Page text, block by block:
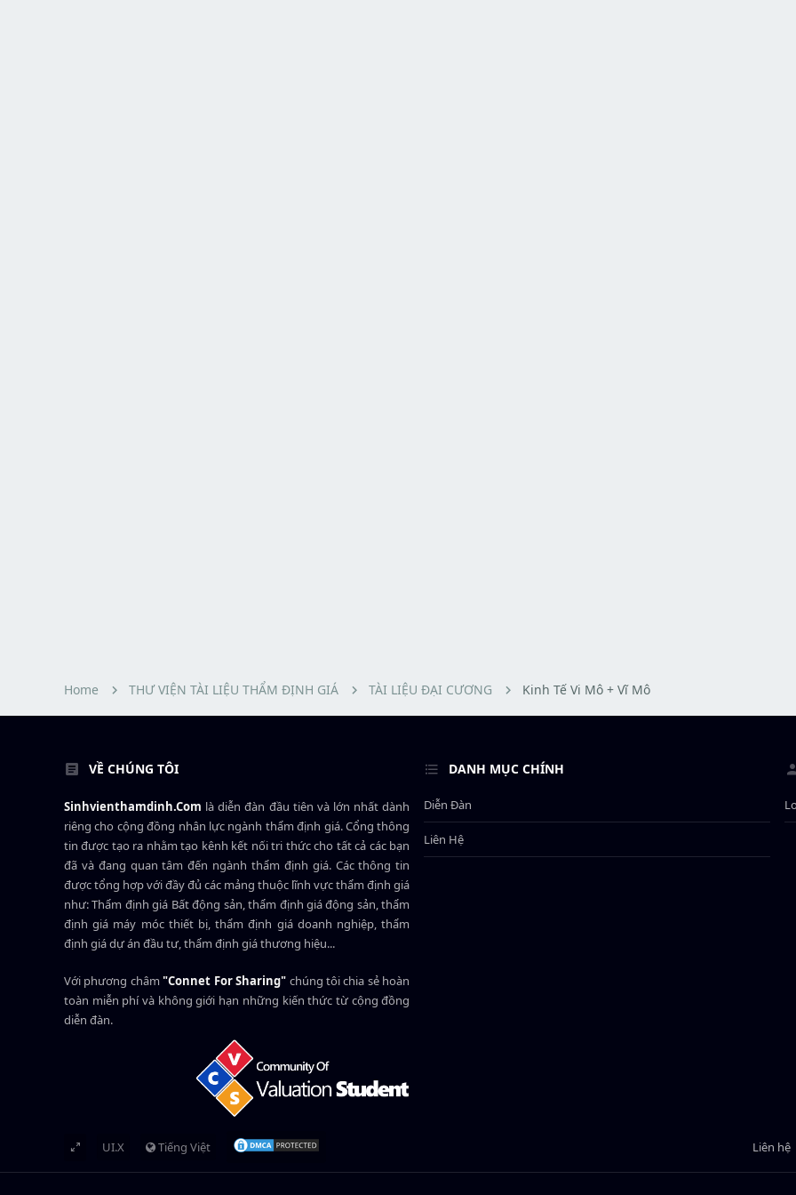
Home THƯ VIỆN TÀI LIỆU THẨM ĐỊNH GIÁ TÀI LIỆU ĐẠI CƯƠNG Kinh Tế Vi Mô + Vĩ Mô
VỀ CHÚNG TÔI
Sinhvienthamdinh.Com là diễn đàn đầu tiên và lớn nhất dành
riêng cho cộng đồng nhân lực ngành thẩm định giá. Cổng thông
tin được tạo ra nhằm tạo kênh kết nối tri thức cho tất cả các bạn
đã và đang quan tâm đến ngành thẩm định giá. Các thông tin
được tổng hợp với đầy đủ các mảng thuộc lĩnh vực thẩm định giá
như: Thẩm định giá Bất động sản, thẩm định giá động sản, thẩm
định giá máy móc thiết bị, thẩm định giá doanh nghiệp, thẩm
định giá dự án đầu tư, thẩm định giá thương hiệu...
Với phương châm"Connet For Sharing" chúng tôi chia sẻ hoàn
toàn miễn phí và không giới hạn những kiến thức từ cộng đồng
diễn đàn.
DANH MỤC CHÍNH
Diễn Đàn
Liên Hệ
UI.X Tiếng Việt Liên hệ